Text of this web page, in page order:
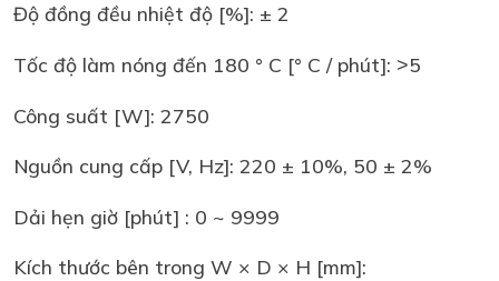
Độ đồng đều nhiệt độ [%]: ± 2
Tốc độ làm nóng đến 180 ° C [° C / phút]: ˃5
Công suất [W]: 2750
Nguồn cung cấp [V, Hz]: 220 ± 10%, 50 ± 2%
Dải hẹn giờ [phút] : 0 ~ 9999
Kích thước bên trong W × D × H [mm]: